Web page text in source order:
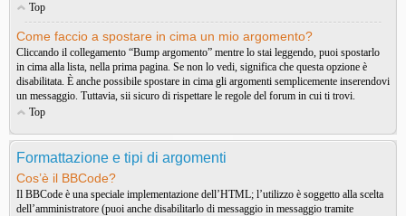
Top
Come faccio a spostare in cima un mio argomento?
Cliccando il collegamento “Bump argomento” mentre lo stai leggendo, puoi spostarlo
in cima alla lista, nella prima pagina. Se non lo vedi, significa che questa opzione è
disabilitata. È anche possibile spostare in cima gli argomenti semplicemente inserendovi
un messaggio. Tuttavia, sii sicuro di rispettare le regole del forum in cui ti trovi.
Top
Formattazione e tipi di argomenti
Cos’è il BBCode?
Il BBCode è una speciale implementazione dell’HTML; l’utilizzo è soggetto alla scelta
dell’amministratore (puoi anche disabilitarlo di messaggio in messaggio tramite